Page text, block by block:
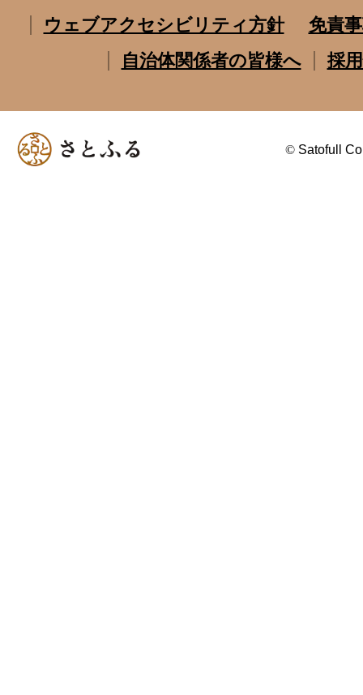
ウェブアクセシビリティ方針
免責
自治体関係者の皆様へ
採
© Satofull